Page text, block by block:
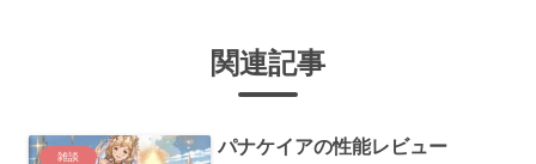
関連記事
雑談 パナケイアの性能レビュー